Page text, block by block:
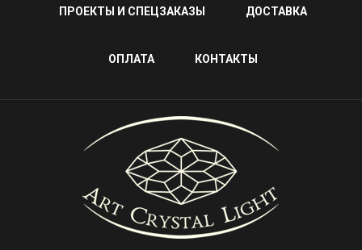
ПРОЕКТЫ И СПЕЦЗАКАЗЫ ДОСТАВКА
ОПЛАТА КОНТАКТЫ